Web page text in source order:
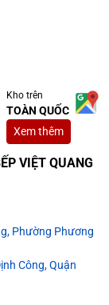
Kho trên
TOÀN QUỐC
Xem thêm
VIỆT QUANG
Phường Phương
Công, Quận